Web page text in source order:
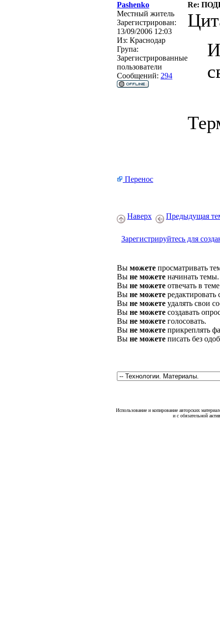
Pashenko
Re:
Местный житель
Зарегистрирован:
13/09/2006 12:03
Из: Краснодар
Група:
Зарегистрированные
пользователи
Сообщений: 294
Перенос
Наверх Предыдущая
Зарегистрируйтесь для
Вы можете просматривать
Вы не можете начинать темы.
Вы не можете отвечать в
Вы не можете
Вы не можете удалять свои
Вы не можете создавать
Вы не можете голосовать.
Вы не можете прикреплять
Вы не можете писать без
Использование и копирование авторских
и с обязательной